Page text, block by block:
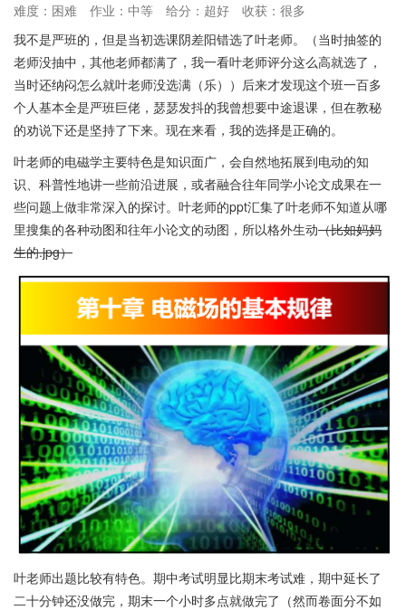
给分
多方评论一致认为叶老师给分慷慨，最后成绩普遍高于预期。平时
分包括作业、小测成绩都易于获得高分，同时，优秀率较高，特别
是对严班有利。
学习建议
专心听课，PPT与课件例题需充分理解掌握。
不推荐刷《电磁学千题解》，仅吃透PPT例题即可。
平时准备充分，尤其注意节奏较快的课前预习和课后消化。
积极参与小论文、讨论课获取加分。
总之，叶邦角老师的《电磁学A》课程虽然挑战大，但收获丰厚，建
议有志于深入学习电磁学的同学选修。
难度：困难
作业：中等 给分：超好
收获：很多
我不是严班的，但是当初选课阴差阳错选了叶老师。（当时抽签的
老师没抽中，其他老师都满了，我一看叶老师评分这么高就选了，
当时还纳闷怎么就叶老师没选满（乐））后来才发现这个班一百多
个人基本全是严班巨佬，瑟瑟发抖的我曾想要中途退课，但在教秘
的劝说下还是坚持了下来。现在来看，我的选择是正确的。
叶老师的电磁学主要特色是知识面广，会自然地拓展到电动的知
识、科普性地讲一些前沿进展，或者融合往年同学小论文成果在一
些问题上做非常深入的探讨。叶老师的ppt汇集了叶老师不知道从哪
里搜集的各种动图和往年小论文的动图，所以格外生动（比如妈妈
生的.jpg）
叶老师出题比较有特色。期中考试明显比期末考试难，期中延长了
二十分钟还没做完，期末一个小时多点就做完了（然而卷面分不如